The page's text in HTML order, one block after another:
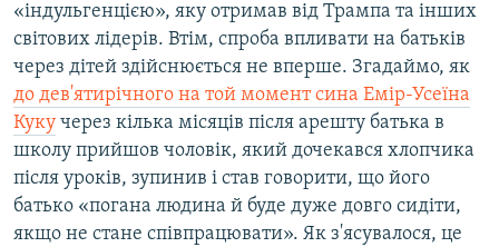
«індульгенцією», яку отримав від Трампа та інших
світових лідерів. Втім, спроба впливати на батьків
через дітей здійснюється не вперше. Згадаймо, як
до дев'ятирічного на той момент сина Емір-Усеїна
Куку через кілька місяців після арешту батька в
школу прийшов чоловік, який дочекався хлопчика
після уроків, зупинив і став говорити, що його
батько «погана людина й буде дуже довго сидіти,
якщо не стане співпрацювати». Як з'ясувалося, це